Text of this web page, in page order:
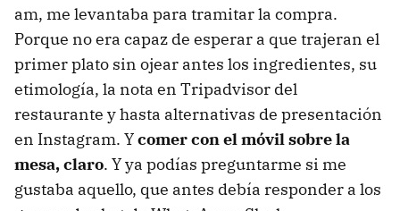
am, me levantaba para tramitar la compra.
Porque no era capaz de esperar a que trajeran el
primer plato sin ojear antes los ingredientes, su
etimología, la nota en Tripadvisor del
restaurante y hasta alternativas de presentación
en Instagram. Ycomer con el móvil sobre la
mesa, claro. Y ya podías preguntarme si me
gustaba aquello, que antes debía responder a los